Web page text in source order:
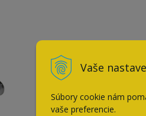
Vaše
Súbory cookie nám
vaše preferencie.